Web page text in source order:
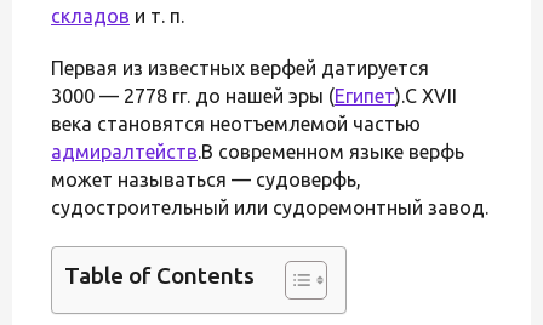
складов и т. п.
Первая из известных верфей датируется
3000 — 2778 гг. до нашей эры (Египет).С XVII
века становятся неотъемлемой частью
адмиралтейств.В современном языке верфь
может называться — судоверфь,
судостроительный или судоремонтный завод.
Table of Contents